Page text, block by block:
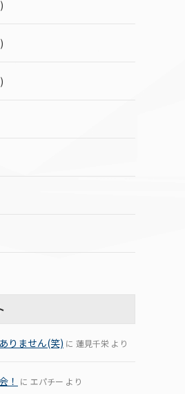
りません(笑) に 蓮見千栄 より
！ に エパチー より